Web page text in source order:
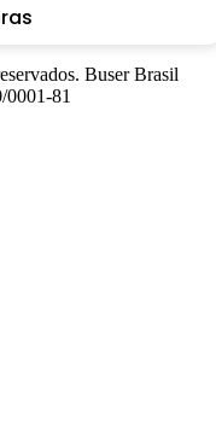
Buser Brasil
81